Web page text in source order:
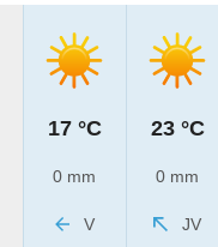
17 °C
0 mm
V
23 °C
0 mm
JV